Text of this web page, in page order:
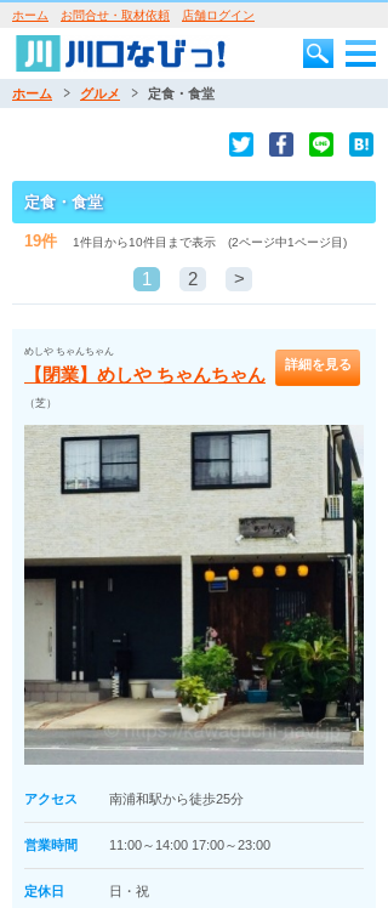
ホーム お問合せ・取材依頼 店舗ログイン
ホーム グルメ 定食・食堂
定食・食堂
19件 1件目から10件目まで表示 (2ページ中1ページ目)
1 2 >
めしや ちゃんちゃん
【閉業】めしや ちゃんちゃん
（芝）
詳細を見る
アクセス 南浦和駅から徒歩25分
営業時間 11:00～14:00 17:00～23:00
定休日 日・祝